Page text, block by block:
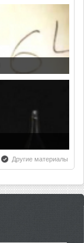
Другие материалы